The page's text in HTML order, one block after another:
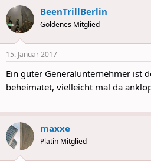
BeenTrillBerlin
Goldenes Mitglied
15. Januar 2017
Ein guter Generalunternehmer ist
beheimatet, vielleicht mal da
maxxe
Platin Mitglied